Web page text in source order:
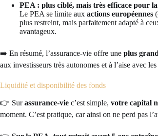
PEA : plus ciblé, mais très efficace pour
Le PEA se limite aux actions européennes
plus restreint, mais parfaitement adapté à
avantageux.
➡️ En résumé, l’assurance-vie offre une plus
aux investisseurs très autonomes et à l’aise avec
Liquidité et disponibilité des fonds
👉 Surassurance-vie c’est simple, votre capital
moment. C’est pratique, car ainsi on ne perd pas